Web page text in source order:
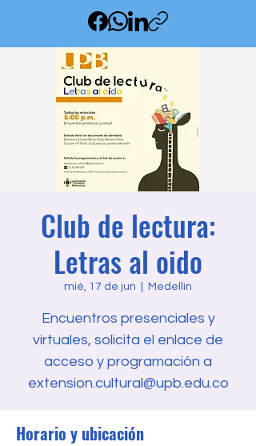
Club de lectura:
Letras al oido
mié, 17 de jun Medellín
Encuentros presenciales y
virtuales, solicita el enlace de
acceso y programación a
extension.cultural@upb.edu.co
Horario y ubicación